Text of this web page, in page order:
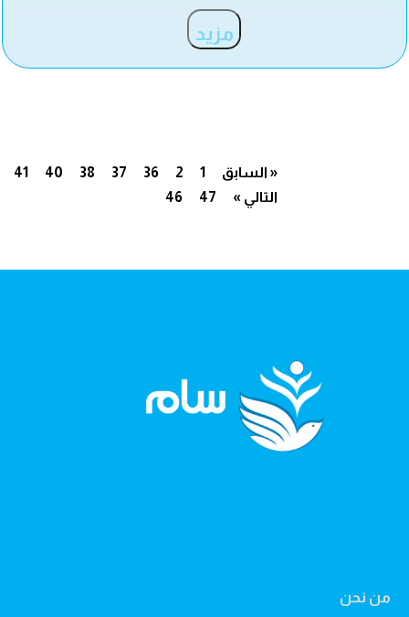
مزيد
« السابق 1
2
36
37
38
40
41
46
47 التالي »
من نحن